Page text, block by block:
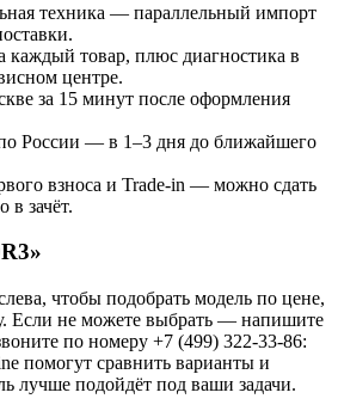
техника — параллельный импорт
каждый товар, плюс диагностика в
центре.
за 15 минут после оформления
России — в 1–3 дня до ближайшего
взноса и Trade-in — можно сдать
в зачёт.
»
чтобы подобрать модель по цене,
Если не можете выбрать — напишите
по номеру +7 (499) 322-33-86:
помогут сравнить варианты и
лучше подойдёт под ваши задачи.